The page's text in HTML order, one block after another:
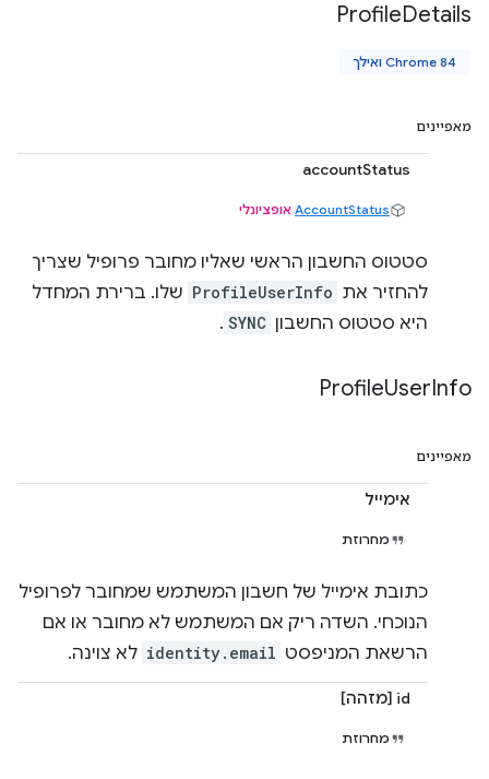
ProfileDetails
Chrome 84 ואילך
מאפיינים
accountStatus
AccountStatus אופציונלי
סטטוס החשבון הראשי שאליו מחובר פרופיל שצריך
להחזיר את ProfileUserInfo שלו. ברירת המחדל
היא סטטוס החשבון SYNC
.
ProfileUserInfo
מאפיינים
אימייל
מחרוזת
כתובת אימייל של חשבון המשתמש שמחובר לפרופיל
הנוכחי. השדה ריק אם המשתמש לא מחובר או אם
הרשאת המניפסט identity.email לא צוינה.
id [מזהה]
מחרוזת